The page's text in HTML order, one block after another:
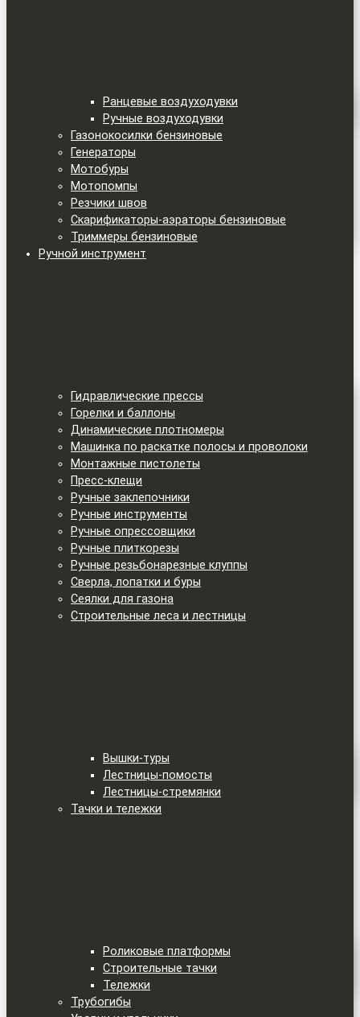
Ранцевые воздуходувки
Ручные воздуходувки
Газонокосилки бензиновые
Генераторы
Мотобуры
Мотопомпы
Резчики швов
Скарификаторы-аэраторы бензиновые
Триммеры бензиновые
Ручной инструмент
Гидравлические прессы
Горелки и баллоны
Динамические плотномеры
Машинка по раскатке полосы и проволоки
Монтажные пистолеты
Пресс-клещи
Ручные заклепочники
Ручные инструменты
Ручные опрессовщики
Ручные плиткорезы
Ручные резьбонарезные клуппы
Сверла, лопатки и буры
Сеялки для газона
Строительные леса и лестницы
Вышки-туры
Лестницы-помосты
Лестницы-стремянки
Тачки и тележки
Роликовые платформы
Строительные тачки
Тележки
Трубогибы